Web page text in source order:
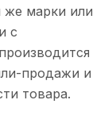
же марки или
с
продажи и
товара.